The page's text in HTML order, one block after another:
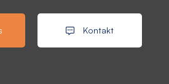
Kontakt